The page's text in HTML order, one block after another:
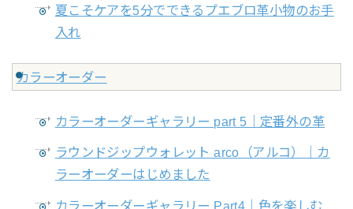
夏こそケアを5分でできるプエブロ革小物のお手
入れ
カラーオーダー
カラーオーダーギャラリー part 5｜定番外の革
ラウンドジップウォレット arco（アルコ）｜カ
ラーオーダーはじめました
カラーオーダーギャラリー Part4｜色を楽しむ